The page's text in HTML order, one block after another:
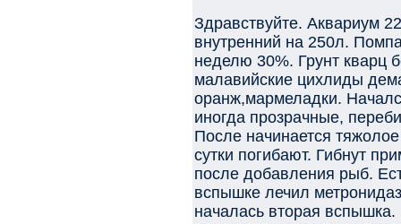
Здравствуйте. Аквариум
внутренний на 250л.
неделю 30%. Грунт кварц
малавийские цихлиды
оранж,мармеладки.
иногда прозрачные,
После начинается
сутки погибают. Гибнут
после добавления рыб.
вспышке лечил
началась вторая